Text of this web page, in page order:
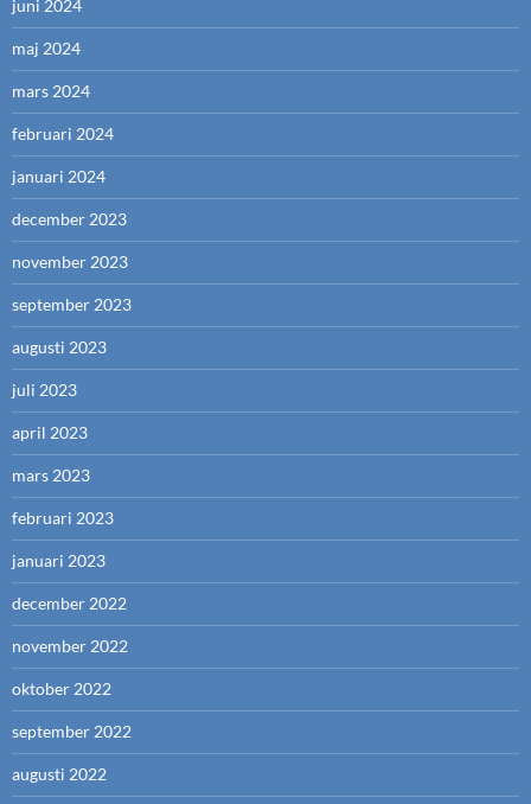
juni 2024
maj 2024
mars 2024
februari 2024
januari 2024
december 2023
november 2023
september 2023
augusti 2023
juli 2023
april 2023
mars 2023
februari 2023
januari 2023
december 2022
november 2022
oktober 2022
september 2022
augusti 2022